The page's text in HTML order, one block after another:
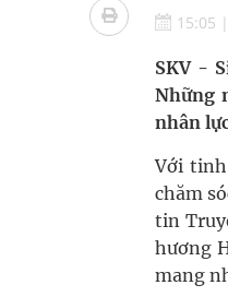
Quan Bằng
Xây dựng
Dự báo thời
Đắk Lắk:
Tổng hợp
15:05 |
SKV -
Những
nhân
Với
chăm
tin
hương
mang